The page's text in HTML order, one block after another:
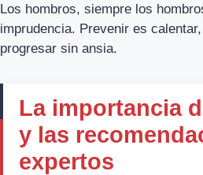
Los hombros, siempre los
imprudencia. Prevenir es
progresar sin ansia.
La importancia
y las
expertos